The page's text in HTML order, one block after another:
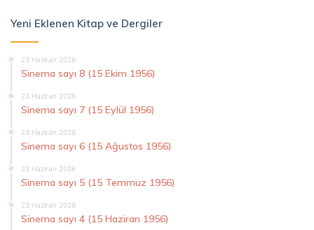
Yeni Eklenen Kitap ve Dergiler
23 Haziran 2026
Sinema sayı 8 (15 Ekim 1956)
23 Haziran 2026
Sinema sayı 7 (15 Eylül 1956)
23 Haziran 2026
Sinema sayı 6 (15 Ağustos 1956)
23 Haziran 2026
Sinema sayı 5 (15 Temmuz 1956)
23 Haziran 2026
Sinema sayı 4 (15 Haziran 1956)